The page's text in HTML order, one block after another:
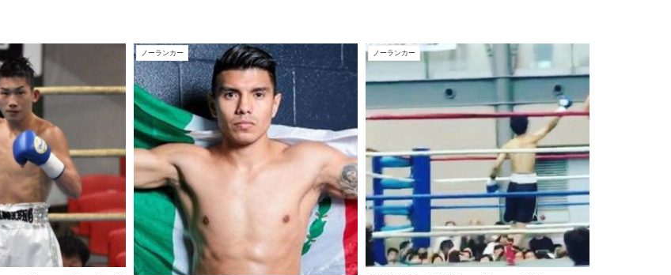
ノーランカー ノーランカー